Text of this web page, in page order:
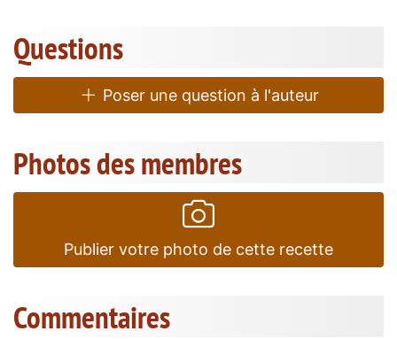
Questions
Poser une question à l'auteur
Photos des membres
Publier votre photo de cette recette
Commentaires